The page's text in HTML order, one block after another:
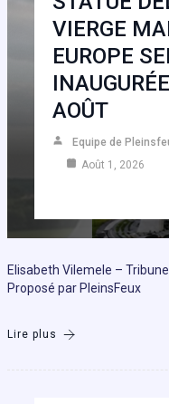
VIERGE
EUROPE
AOÛT
Equipe de
Août 1, 2026
Elisabeth Vilemele –
Proposé par PleinsFeux
Lire plus